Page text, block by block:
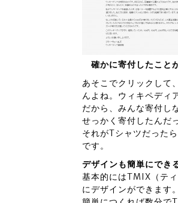
確かに寄付したこと
あそこでクリックして
んよね。ウィキペディ
だから、みんな寄付し
せっかく寄付したんだ
それがTシャツだった
です。
デザインも簡単にでき
基本的にはTMIX（テ
にデザインができます